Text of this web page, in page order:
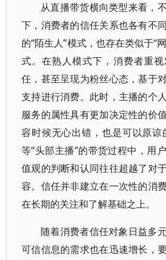
从直播带货横向类型来看，
下，消费者的信任关系也各有不
的“陌生人”模式，也存在类似于“
式。在熟人模式下，消费者重
任，甚至呈现为粉丝心态，基于
支持进行消费。此时，主播的个
服务的属性具有更加决定性的价
容时候无心出错，也是可以原谅
等“头部主播”的带货过程中，用
值观的判断和认同往往超越了对
容。信任并非建立在一次性的消
在长期的关注和了解基础之上。
随着消费者信任对象日益多
可信信息的需求也在迅速增长，